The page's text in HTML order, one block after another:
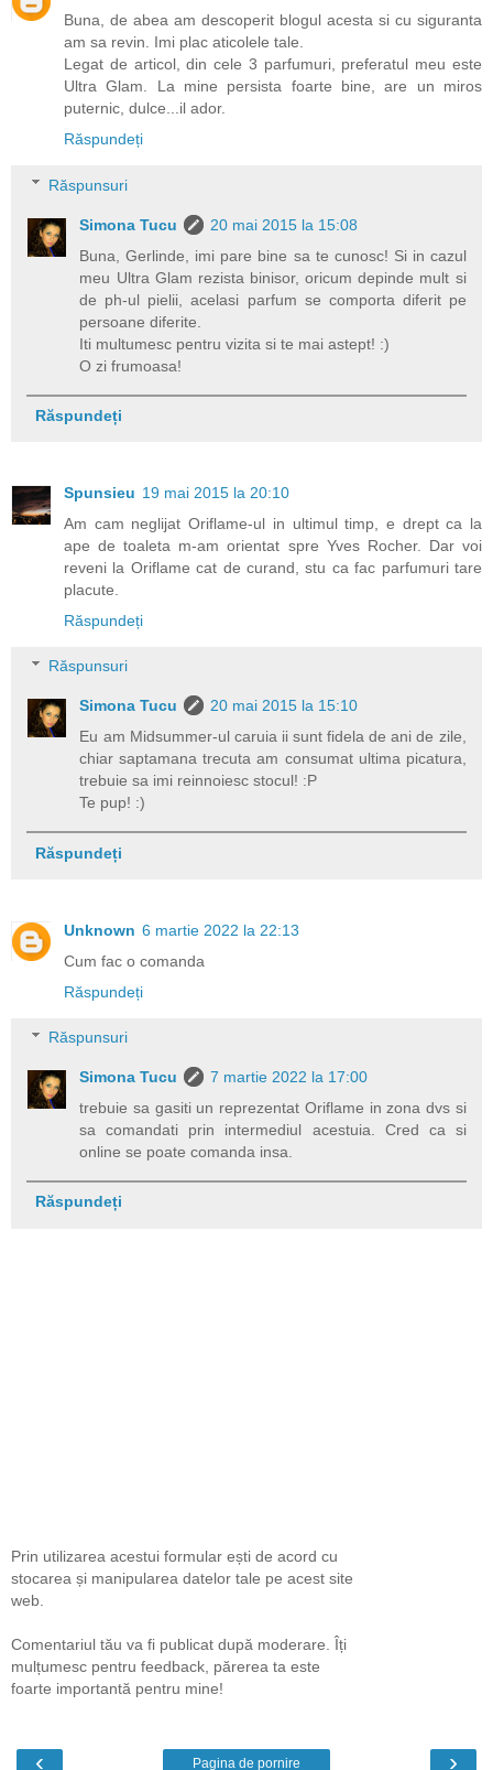
Buna, de abea am descoperit blogul acesta si cu siguranta
am sa revin. Imi plac aticolele tale.
Legat de articol, din cele 3 parfumuri, preferatul meu este
Ultra Glam. La mine persista foarte bine, are un miros
puternic, dulce...il ador.
Răspundeți
Răspunsuri
Simona Tucu
20 mai 2015 la 15:08
Buna, Gerlinde, imi pare bine sa te cunosc! Si in cazul
meu Ultra Glam rezista binisor, oricum depinde mult si
de ph-ul pielii, acelasi parfum se comporta diferit pe
persoane diferite.
Iti multumesc pentru vizita si te mai astept! :)
O zi frumoasa!
Răspundeți
Spunsieu 19 mai 2015 la 20:10
Am cam neglijat Oriflame-ul in ultimul timp, e drept ca la
ape de toaleta m-am orientat spre Yves Rocher. Dar voi
reveni la Oriflame cat de curand, stu ca fac parfumuri tare
placute.
Răspundeți
Răspunsuri
Simona Tucu
20 mai 2015 la 15:10
Eu am Midsummer-ul caruia ii sunt fidela de ani de zile,
chiar saptamana trecuta am consumat ultima picatura,
trebuie sa imi reinnoiesc stocul! :P
Te pup! :)
Răspundeți
Unknown 6 martie 2022 la 22:13
Cum fac o comanda
Răspundeți
Răspunsuri
Simona Tucu
7 martie 2022 la 17:00
trebuie sa gasiti un reprezentat Oriflame in zona dvs si
sa comandati prin intermediul acestuia. Cred ca si
online se poate comanda insa.
Răspundeți
Prin utilizarea acestui formular ești de acord cu
stocarea și manipularea datelor tale pe acest site
web.
Comentariul tău va fi publicat după moderare. Îți
mulțumesc pentru feedback, părerea ta este
foarte importantă pentru mine!
‹ ›
Pagina de pornire